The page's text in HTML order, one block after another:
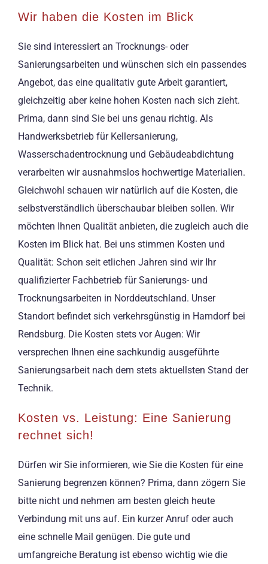
Wir haben die Kosten im Blick
Sie sind interessiert an Trocknungs- oder
Sanierungsarbeiten und wünschen sich ein passendes
Angebot, das eine qualitativ gute Arbeit garantiert,
gleichzeitig aber keine hohen Kosten nach sich zieht.
Prima, dann sind Sie bei uns genau richtig. Als
Handwerksbetrieb für Kellersanierung,
Wasserschadentrocknung und Gebäudeabdichtung
verarbeiten wir ausnahmslos hochwertige Materialien.
Gleichwohl schauen wir natürlich auf die Kosten, die
selbstverständlich überschaubar bleiben sollen. Wir
möchten Ihnen Qualität anbieten, die zugleich auch die
Kosten im Blick hat. Bei uns stimmen Kosten und
Qualität: Schon seit etlichen Jahren sind wir Ihr
qualifizierter Fachbetrieb für Sanierungs- und
Trocknungsarbeiten in Norddeutschland. Unser
Standort befindet sich verkehrsgünstig in Hamdorf bei
Rendsburg. Die Kosten stets vor Augen: Wir
versprechen Ihnen eine sachkundig ausgeführte
Sanierungsarbeit nach dem stets aktuellsten Stand der
Technik.
Kosten vs. Leistung: Eine Sanierung
rechnet sich!
Dürfen wir Sie informieren, wie Sie die Kosten für eine
Sanierung begrenzen können? Prima, dann zögern Sie
bitte nicht und nehmen am besten gleich heute
Verbindung mit uns auf. Ein kurzer Anruf oder auch
eine schnelle Mail genügen. Die gute und
umfangreiche Beratung ist ebenso wichtig wie die